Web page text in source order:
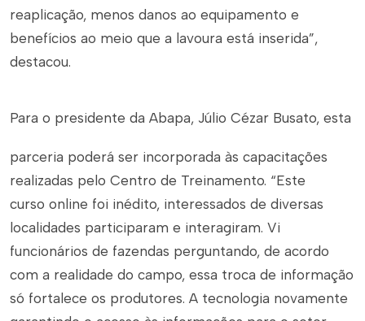
reaplicação, menos danos ao equipamento e
benefícios ao meio que a lavoura está inserida”,
destacou.
Para o presidente da Abapa, Júlio Cézar Busato, esta
parceria poderá ser incorporada às capacitações
realizadas pelo Centro de Treinamento. “Este
curso online foi inédito, interessados de diversas
localidades participaram e interagiram. Vi
funcionários de fazendas perguntando, de acordo
com a realidade do campo, essa troca de informação
só fortalece os produtores. A tecnologia novamente